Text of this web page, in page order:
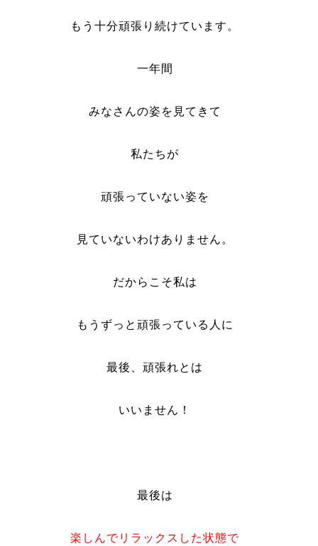
もう十分頑張り続けています。
一年間
みなさんの姿を見てきて
私たちが
頑張っていない姿を
見ていないわけありません。
だからこそ私は
もうずっと頑張っている人に
最後、頑張れとは
いいません！
最後は
楽しんでリラックスした状態で